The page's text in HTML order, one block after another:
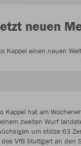
neuen
Kappel einen neuen
Kappel hat am
zweiten Wurf
um stolze 63
VfB Stuttgart an den